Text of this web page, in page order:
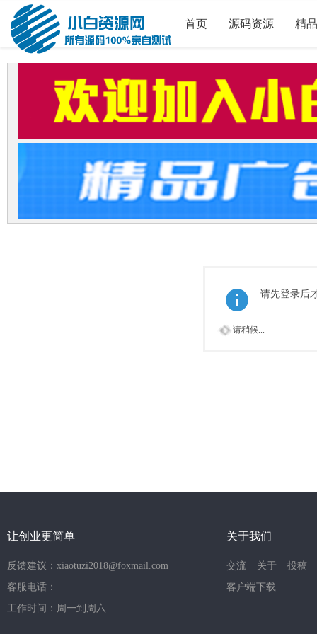
首页 源码资源 精
请先登录后
请稍候...
让创业更简单
反馈建议：xiaotuzi2018@foxmail.com
客服电话：
工作时间：周一到周六
关于我们
交流 关于
投稿
客户端下载